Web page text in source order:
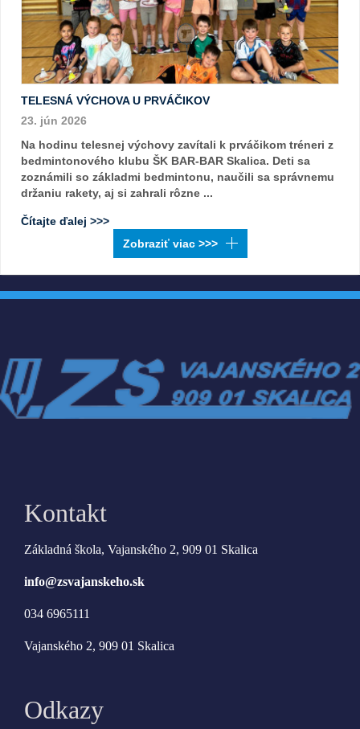
TELESNÁ VÝCHOVA U PRVÁČIKOV
23. jún 2026
Na hodinu telesnej výchovy zavítali k prváčikom tréneri z
bedmintonového klubu ŠK BAR-BAR Skalica. Deti sa
zoznámili so základmi bedmintonu, naučili sa správnemu
držaniu rakety, aj si zahrali rôzne ...
Čítajte ďalej >>>
Kontakt
Základná škola, Vajanského 2, 909 01 Skalica
info@zsvajanskeho.sk
034 6965111
Vajanského 2, 909 01 Skalica
Odkazy